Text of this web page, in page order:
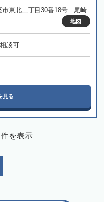
市東北二丁目30番18号 尾崎
地図
談可
見る
件を表示